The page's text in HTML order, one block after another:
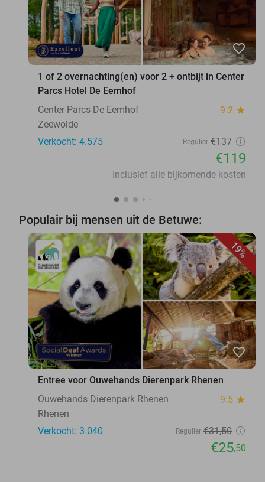
favorite_border
1 of 2 overnachting(en) voor 2 + ontbijt in Center
Parcs Hotel De Eemhof
Center Parcs De Eemhof
9.2 star
Zeewolde
Verkocht: 4.575
Regulier €137
€119
Inclusief alle bijkomende kosten
Populair bij mensen uit de Betuwe:
19%
favorite_border
Entree voor Ouwehands Dierenpark Rhenen
Ouwehands Dierenpark Rhenen
9.5 star
Rhenen
Verkocht: 3.040
Regulier €31,50
€25,50